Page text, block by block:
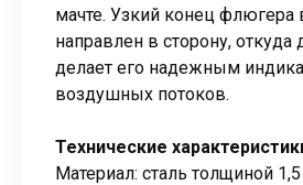
мачте. Узкий конец флюгера
направлен в сторону, откуда
делает его надежным
воздушных потоков.
Технические
Материал: сталь толщиной